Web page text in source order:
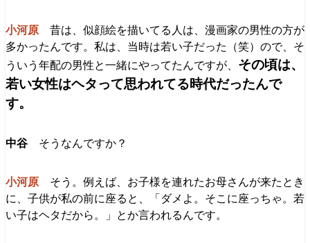
昔は、似顔絵を描いてる人は、漫画家の男性の方が
多かったんです。私は、当時は若い子だった（笑）ので、そ
ういう年配の男性と一緒にやってたんですが、 その頃は、
若い女性はヘタって思われてる時代だったんで
す。
そうなんですか？
そう。例えば、お子様を連れたお母さんが来たとき
に、子供が私の前に座ると、「ダメよ。そこに座っちゃ。若
い子はヘタだから。」とか言われるんです。